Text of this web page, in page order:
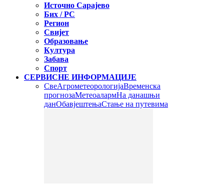
Источно Сарајево
Бих / РС
Регион
Свијет
Образовање
Култура
Забава
Спорт
СЕРВИСНЕ ИНФОРМАЦИЈЕ
СвеАгрометеорологијаВременска
прогнозаМетеоалармНа данашњи
данОбавјештењаСтање на путевима